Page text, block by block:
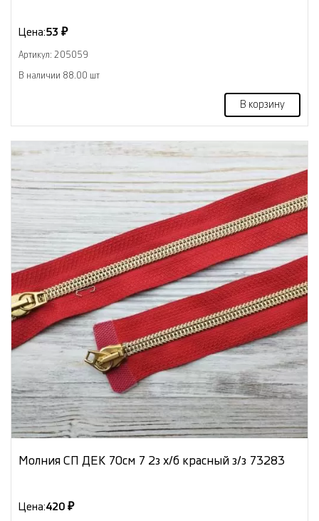
Цена:53 ₽
Артикул: 205059
В наличии 88.00 шт
В корзину
Молния СП ДЕК 70см 7 2з х/б красный з/з 73283
Цена:420 ₽